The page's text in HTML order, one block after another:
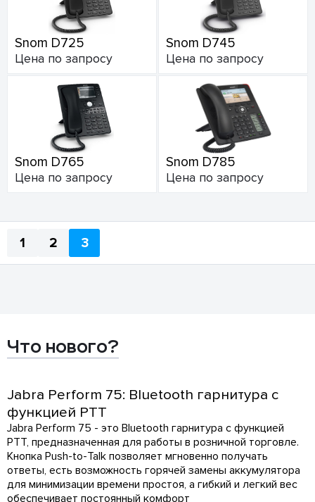
Snom D725
Цена по запросу
Snom D745
Цена по запросу
Snom D765
Цена по запросу
Snom D785
Цена по запросу
1 2 3
Что нового?
Jabra Perform 75: Bluetooth гарнитура с
функцией PTT
Jabra Perform 75 - это Bluetooth гарнитура с функцией
PTT, предназначенная для работы в розничной торговле.
Кнопка Push-to-Talk позволяет мгновенно получать
ответы, есть возможность горячей замены аккумулятора
для минимизации времени простоя, а гибкий и легкий вес
обеспечивает постоянный комфорт